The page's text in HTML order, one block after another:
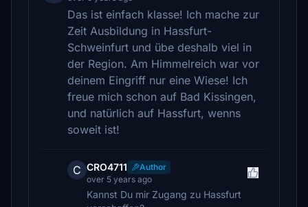
Das ist einfach klasse! Ich mache zur
Zeit Ausbildung in Hassfurt-
Schweinfurt und übe deshalb viel in
der Region. Am Himmelreich war vor
deinem Eingriff nur eine Wiese! Ich
freue mich schon auf Bad Kissingen,
und natürlich auf Hassfurt, wenns
soweit ist!
C CRO4711
Author
over 5 years ago
Kannst Du mir Zugang zu Hassfurt